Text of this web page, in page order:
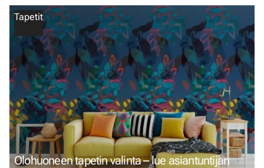
Tapetit
Olohuoneen tapetin valinta – lue asiantuntijan